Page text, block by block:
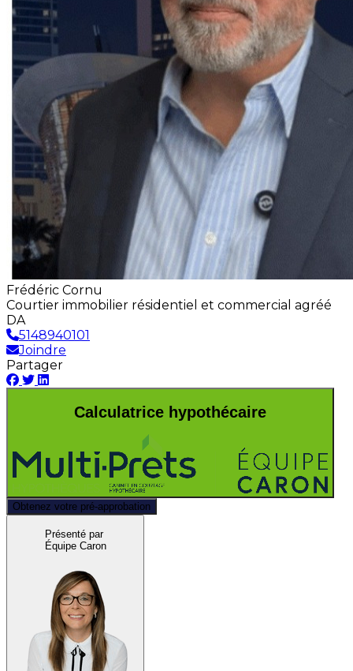
Frédéric Cornu
Courtier immobilier résidentiel et commercial agréé
DA
5148940101
Joindre
Partager
Calculatrice hypothécaire
Obtenez votre pré-approbation
Présenté par
Équipe Caron